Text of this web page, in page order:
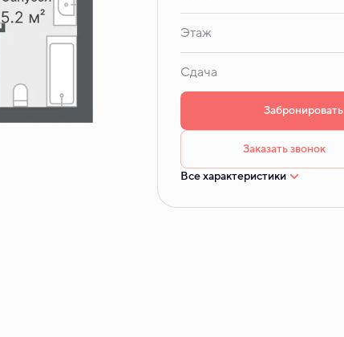
Этаж
Сдача
Забронировать
Заказать звонок
Все характеристики